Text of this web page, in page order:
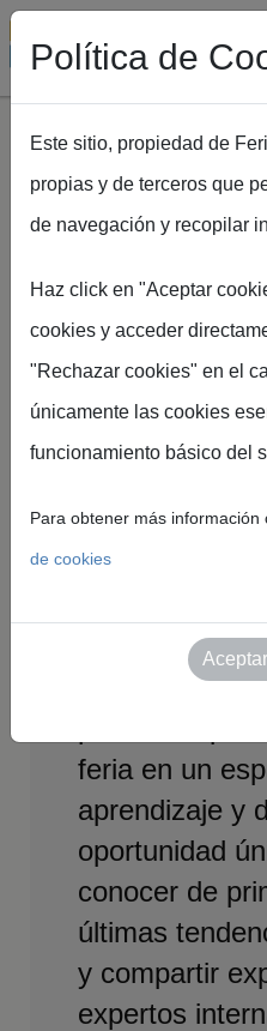
Pasar al contenido principal
EXPOFIMER
jornadas
conferencias
paralelas que
feria en un
aprendizaje y
oportunidad
conocer de
últimas
y compartir
expertos
Política de
Este sitio, propiedad de
propias y de terceros que
de navegación y recopilar
Haz click en "Aceptar
cookies y acceder
"Rechazar cookies" en el
únicamente las cookies
funcionamiento básico del
Para obtener más información
de cookies